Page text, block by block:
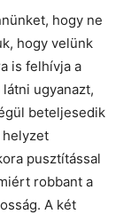
hogy ne
hogy velünk
is felhívja a
ugyanazt,
beteljesedik
helyzet
pusztítással
robbant a
A két